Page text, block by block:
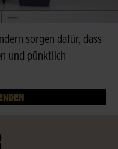
sorgen dafür, dass
und pünktlich